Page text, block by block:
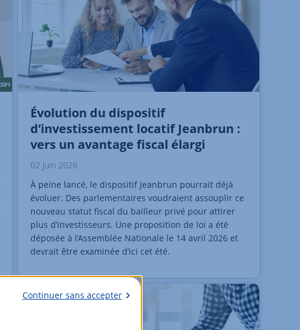
Évolution du dispositif
d’investissement locatif Jeanbrun :
vers un avantage fiscal élargi
02 Juin 2026
À peine lancé, le dispositif Jeanbrun pourrait déjà
évoluer. Des parlementaires voudraient assouplir ce
nouveau statut fiscal du bailleur privé pour attirer
plus d’investisseurs. Une proposition de loi a été
déposée à l’Assemblée Nationale le 14 avril 2026 et
devrait être examinée d’ici cet été.
Continuer sans accepter